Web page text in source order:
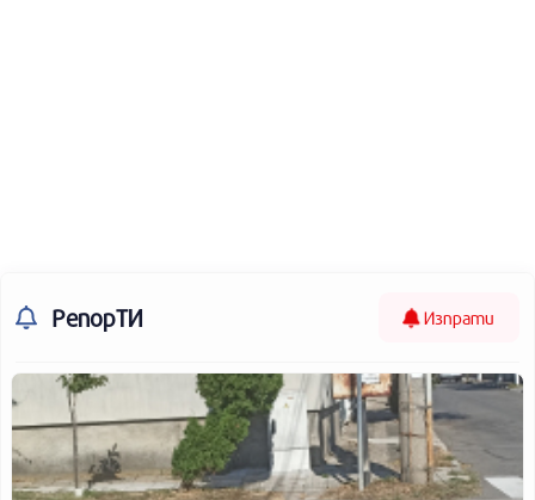
РепорТИ Изпрати